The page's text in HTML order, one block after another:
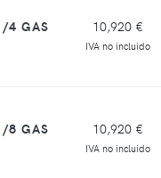
4 GAS 10,920 €
IVA no incluido
8 GAS 10,920 €
IVA no incluido